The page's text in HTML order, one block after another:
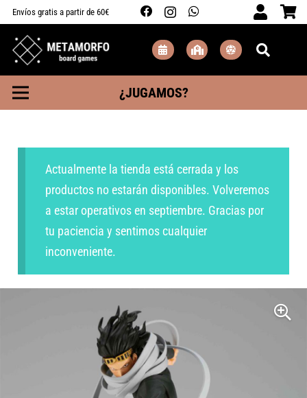
Envíos gratis a partir de 60€
¿JUGAMOS?
Actualmente la tienda está cerrada y los
productos no estarán disponibles. Volveremos
a estar operativos en septiembre. Gracias por
tu paciencia y sentimos cualquier
inconveniente.